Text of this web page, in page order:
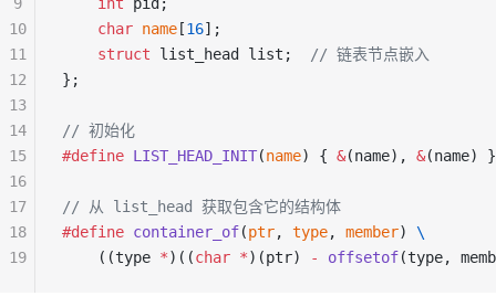
    char
name [16];
    struct
list_head list;
  // 链表节点嵌入
};
// 初始化
#define LIST_HEAD_INIT(name) { &(name), &(name) }
// 从 list_head 获取包含它的结构体
#define container_of(ptr, type, member) \
    ((type
*)((char *)(ptr) - offsetof(type,
10
11
12
13
14
15
16
17
18
19